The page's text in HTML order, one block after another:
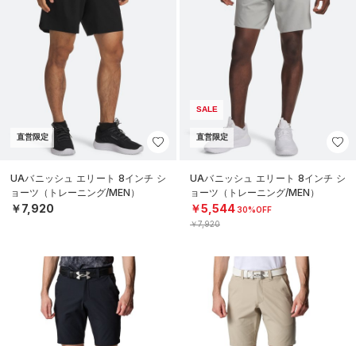
直営限定
UAバニッシュ エリート 8インチ シ
ョーツ（トレーニング/MEN）
￥7,920
SALE
直営限定
UAバニッシュ エリート 8インチ シ
ョーツ（トレーニング/MEN）
￥5,54430%OFF
￥7,920